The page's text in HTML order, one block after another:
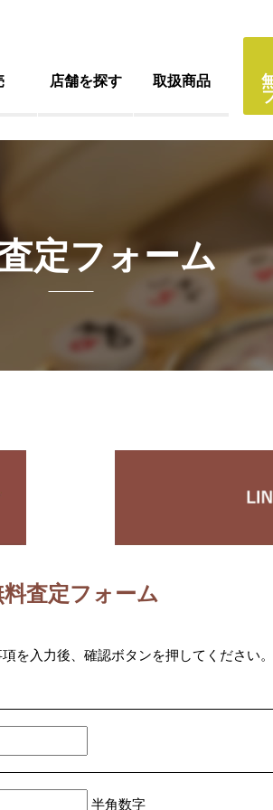
店舗を探す 取扱商品
定フォーム
査定フォーム
を入力後、確認ボタンを押してください。
半角数字